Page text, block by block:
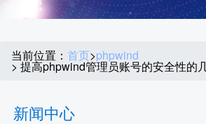
当前位置： 首页>phpwind
> 提高phpwind管理员账号的安全性的
新闻中心